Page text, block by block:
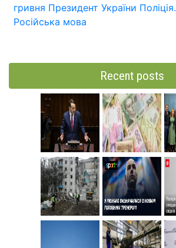
гривня Президент України Поліція.
Російська мова
Recent posts